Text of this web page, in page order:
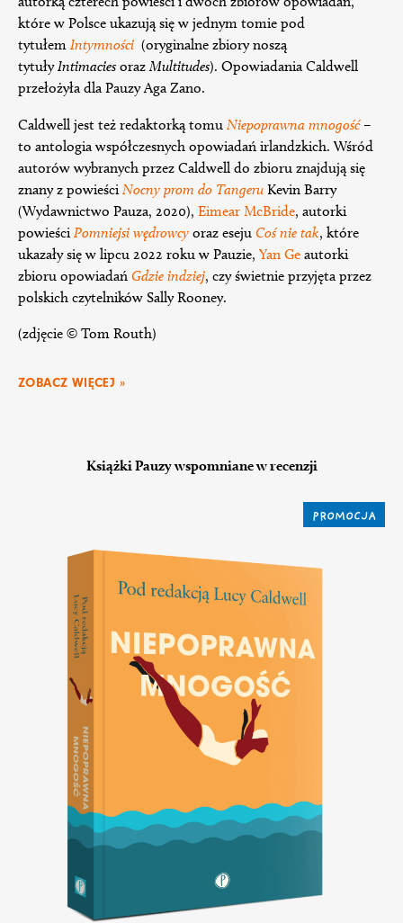
które w Polsce ukazują się w jednym tomie pod
tytułem Intymności (oryginalne zbiory noszą
tytułyIntimacies oraz Multitudes). Opowiadania Caldwell
przełożyła dla Pauzy Aga Zano.
Caldwell jest też redaktorką tomu Niepoprawna mnogość –
to antologia współczesnych opowiadań irlandzkich. Wśród
autorów wybranych przez Caldwell do zbioru znajdują się
znany z powieści Nocny prom do Tangeru Kevin Barry
(Wydawnictwo Pauza, 2020), Eimear McBride, autorki
powieści Pomniejsi wędrowcy oraz eseju Coś nie tak, które
ukazały się w lipcu 2022 roku w Pauzie, Yan Ge autorki
zbioru opowiadań Gdzie indziej, czy świetnie przyjęta przez
polskich czytelników Sally Rooney.
(zdjęcie © Tom Routh)
ZOBACZ WIĘCEJ »
Książki Pauzy wspomniane w recenzji
PROMOCJA